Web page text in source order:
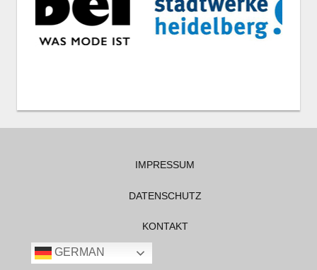
IMPRESSUM
DATENSCHUTZ
KONTAKT
GERMAN